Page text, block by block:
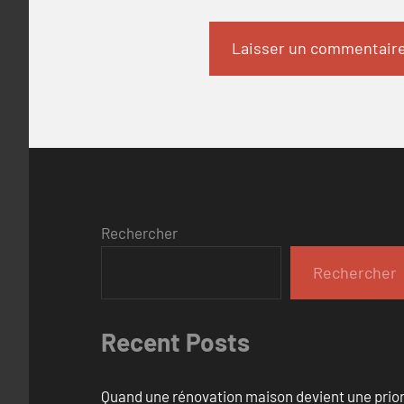
Rechercher
Rechercher
Recent Posts
Quand une rénovation maison devient une